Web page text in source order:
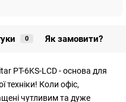
0 Як замовити?
PT-6KS-LCD - основа для
техніки! Коли офіс,
чутливим та дуже